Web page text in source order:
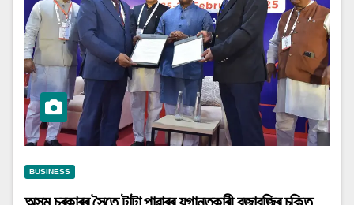
BUSINESS